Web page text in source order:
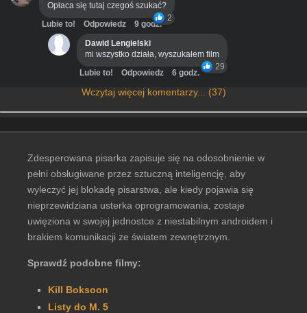
Opłaca się tutaj czegoś szukać?
2
Lubie to! Odpowiedz
9 godz.
Dawid Lengielski
mi wszystko działa, wyszukałem film
29
Lubie to! Odpowiedz 6 godz.
Wczytaj więcej komentarzy... (37)
Zdesperowana pisarka zapisuje się na odosobnienie w
pełni obsługiwane przez sztuczną inteligencję, aby
wyleczyć jej blokadę pisarstwa, ale kiedy pojawia się
nieprzewidziana usterka oprogramowania, zostaje
uwięziona w swojej jednostce z niestabilnym androidem i
brakiem komunikacji ze światem zewnętrznym.
Sprawdź podobne filmy:
Kill Boksoon
Listy do M. 5